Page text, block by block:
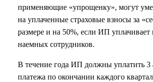
применяющие «упрощенку», могут
на уплаченные страховые взносы за
размере и на 50%, если ИП уплачивает
наемных сотрудников.
В течение года ИП должны уплатить 3
платежа по окончании каждого